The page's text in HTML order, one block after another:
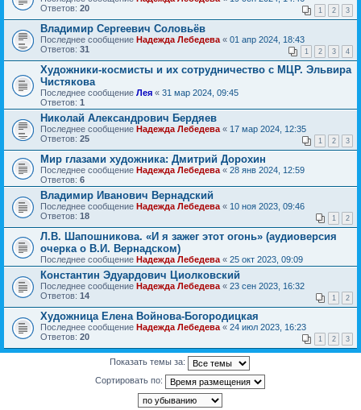
Ответов: 20 1 2 3
Владимир Сергеевич Соловьёв
Последнее сообщение Надежда Лебедева « 01 апр 2024, 18:43
Ответов: 31 1 2 3 4
Художники-космисты и их сотрудничество с МЦР. Эльвира
Чистякова
Последнее сообщение Лея « 31 мар 2024, 09:45
Ответов: 1
Николай Александрович Бердяев
Последнее сообщение Надежда Лебедева « 17 мар 2024, 12:35
Ответов: 25 1 2 3
Мир глазами художника: Дмитрий Дорохин
Последнее сообщение Надежда Лебедева « 28 янв 2024, 12:59
Ответов: 6
Владимир Иванович Вернадский
Последнее сообщение Надежда Лебедева « 10 ноя 2023, 09:46
Ответов: 18 1 2
Л.В. Шапошникова. «И я зажег этот огонь» (аудиоверсия
очерка о В.И. Вернадском)
Последнее сообщение Надежда Лебедева « 25 окт 2023, 09:09
Константин Эдуардович Циолковский
Последнее сообщение Надежда Лебедева « 23 сен 2023, 16:32
Ответов: 14 1 2
Художница Елена Войнова-Богородицкая
Последнее сообщение Надежда Лебедева « 24 июл 2023, 16:23
Ответов: 20 1 2 3
Показать темы за:
Сортировать по: